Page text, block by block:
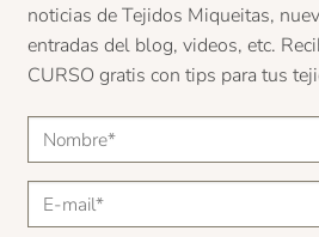
noticias de Tejidos Miqueitas,
entradas del blog, videos, etc.
CURSO gratis con tips para tus